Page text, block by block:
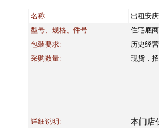
名称:
出租安
型号、规格、件号:
住宅底
包装要求:
历史经
采购数量:
现货，
详细说明: 本门店